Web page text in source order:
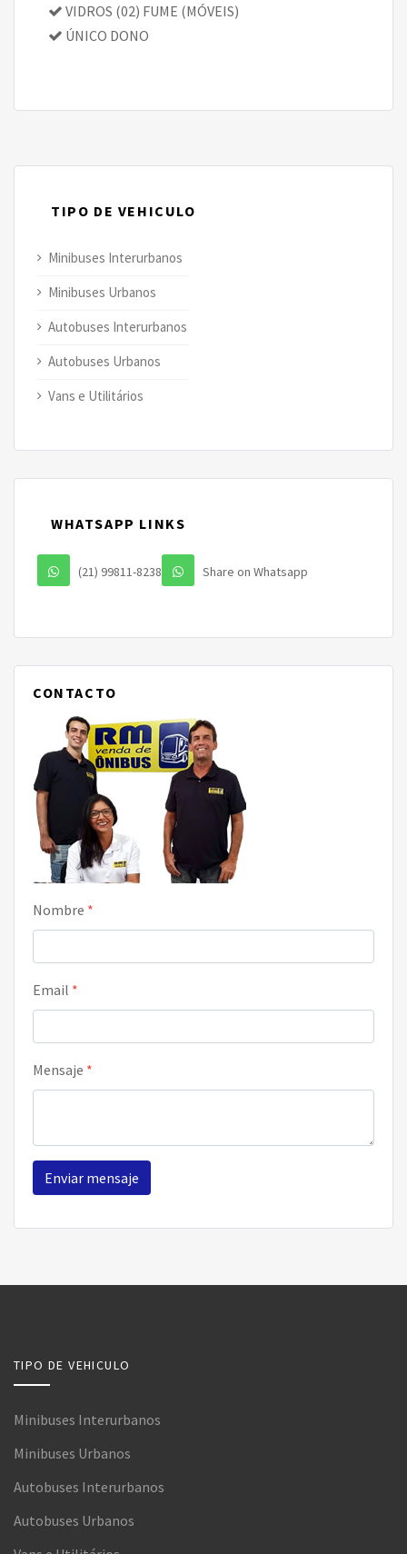
VIDROS (02) FUME (MÓVEIS)
ÚNICO DONO
TIPO DE VEHICULO
Minibuses Interurbanos
Minibuses Urbanos
Autobuses Interurbanos
Autobuses Urbanos
Vans e Utilitários
WHATSAPP LINKS
(21) 99811-8238 Share on Whatsapp
CONTACTO
Nombre *
Email *
Mensaje *
Enviar mensaje
TIPO DE VEHICULO
Minibuses Interurbanos
Minibuses Urbanos
Autobuses Interurbanos
Autobuses Urbanos